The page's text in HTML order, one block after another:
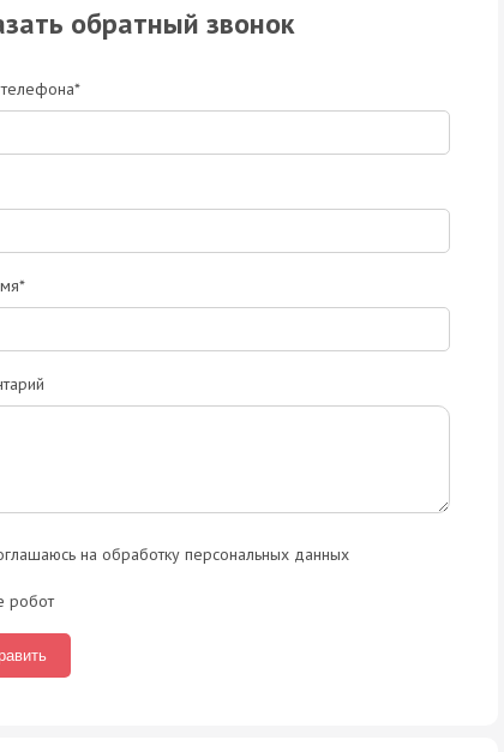
обратный звонок
на обработку персональных данных
робот